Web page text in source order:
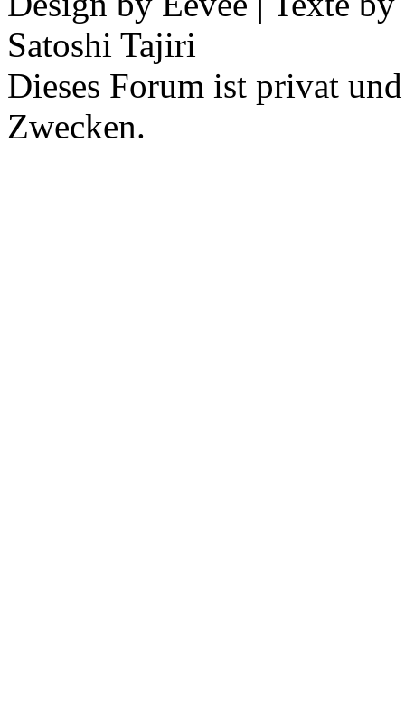
Satoshi Tajiri
Dieses Forum ist privat
Zwecken.